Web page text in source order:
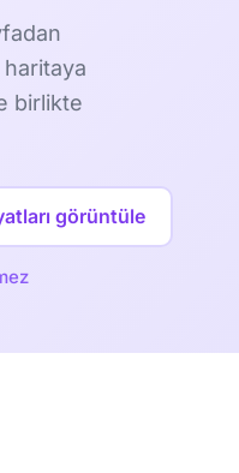
haritaya
birlikte
görüntüle